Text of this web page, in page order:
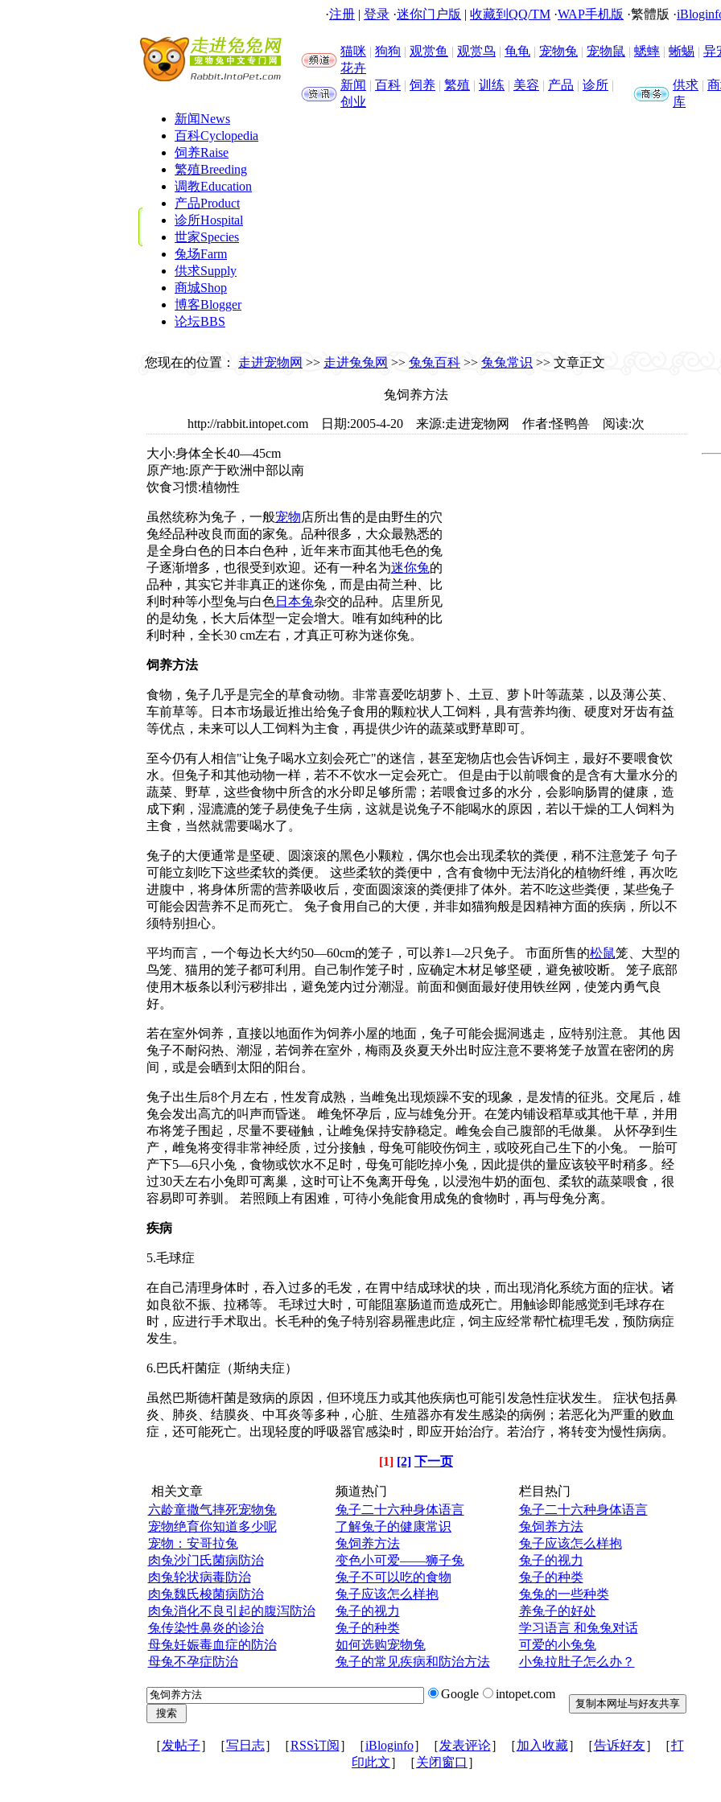
·注册 | 登录 ·迷你门户版 | 收藏到QQ/TM ·WAP手机版 ·繁體版 ·
猫咪 | 狗狗 | 观赏鱼 | 观赏鸟 | 龟龟 | 宠物兔 | 宠物鼠 | 蟋蟀 | 蜥蜴 | 异
花卉
新闻 | 百科 | 饲养 | 繁殖 | 训练 | 美容 | 产品 | 诊所 |
创业
供求 |
库
新闻News
百科Cyclopedia
饲养Raise
繁殖Breeding
调教Education
产品Product
诊所Hospital
世家Species
兔场Farm
供求Supply
商城Shop
博客Blogger
论坛BBS
您现在的位置： 走进宠物网 >> 走进兔兔网 >> 兔兔百科 >> 兔兔常识 >> 文章正文
兔饲养方法
http://rabbit.intopet.com 日期:2005-4-20 来源:走进宠物网 作者:怪鸭兽 阅读:次
大小:身体全长40—45cm
原产地:原产于欧洲中部以南
饮食习惯:植物性
虽然统称为兔子，一般宠物店所出售的是由野生的穴
兔经品种改良而面的家兔。品种很多，大众最熟悉的
是全身白色的日本白色种，近年来市面其他毛色的兔
子逐渐增多，也很受到欢迎。还有一种名为迷你兔的
品种，其实它并非真正的迷你兔，而是由荷兰种、比
利时种等小型兔与白色日本兔杂交的品种。店里所见
的是幼兔，长大后体型一定会增大。唯有如纯种的比
利时种，全长30 cm左右，才真正可称为迷你兔。
饲养方法
食物，兔子几乎是完全的草食动物。非常喜爱吃胡萝卜、土豆、萝卜叶等蔬菜，以及薄公英、
车前草等。日本市场最近推出给兔子食用的颗粒状人工饲料，具有营养均衡、硬度对牙齿有益
等优点，未来可以人工饲料为主食，再提供少许的蔬菜或野草即可。
至今仍有人相信"让兔子喝水立刻会死亡"的迷信，甚至宠物店也会告诉饲主，最好不要喂食饮
水。但兔子和其他动物一样，若不不饮水一定会死亡。 但是由于以前喂食的是含有大量水分的
蔬菜、野草，这些食物中所含的水分即足够所需；若喂食过多的水分，会影响肠胃的健康，造
成下痢，湿漉漉的笼子易使兔子生病，这就是说兔子不能喝水的原因，若以干燥的工人饲料为
主食，当然就需要喝水了。
兔子的大便通常是坚硬、圆滚滚的黑色小颗粒，偶尔也会出现柔软的粪便，稍不注意笼子 句子
可能立刻吃下这些柔软的粪便。 这些柔软的粪便中，含有食物中无法消化的植物纤维，再次吃
进腹中，将身体所需的营养吸收后，变面圆滚滚的粪便排了体外。若不吃这些粪便，某些兔子
可能会因营养不足而死亡。 兔子食用自己的大便，并非如猫狗般是因精神方面的疾病，所以不
须特别担心。
平均而言，一个每边长大约50—60cm的笼子，可以养1—2只免子。 市面所售的松鼠笼、大型的
鸟笼、猫用的笼子都可利用。自己制作笼子时，应确定木材足够坚硬，避免被咬断。 笼子底部
使用木板条以利污秽排出，避免笼内过分潮湿。前面和侧面最好使用铁丝网，使笼内勇气良
好。
若在室外饲养，直接以地面作为饲养小屋的地面，兔子可能会掘洞逃走，应特别注意。 其他 因
兔子不耐闷热、潮湿，若饲养在室外，梅雨及炎夏天外出时应注意不要将笼子放置在密闭的房
间，或是会晒到太阳的阳台。
兔子出生后8个月左右，性发育成熟，当雌兔出现烦躁不安的现象，是发情的征兆。交尾后，雄
兔会发出高亢的叫声而昏迷。 雌兔怀孕后，应与雄兔分开。在笼内铺设稻草或其他干草，并用
布将笼子围起，尽量不要碰触，让雌兔保持安静稳定。雌兔会自己腹部的毛做巢。 从怀孕到生
产，雌兔将变得非常神经质，过分接触，母兔可能咬伤饲主，或咬死自己生下的小兔。 一胎可
产下5—6只小兔，食物或饮水不足时，母兔可能吃掉小兔，因此提供的量应该较平时稍多。经
过30天左右小兔即可离巢，这时可让不兔离开母兔，以浸泡牛奶的面包、柔软的蔬菜喂食，很
容易即可养驯。 若照顾上有困难，可待小兔能食用成兔的食物时，再与母兔分离。
疾病
5.毛球症
在自己清理身体时，吞入过多的毛发，在胃中结成球状的块，而出现消化系统方面的症状。诸
如良欲不振、拉稀等。 毛球过大时，可能阻塞肠道而造成死亡。用触诊即能感觉到毛球存在
时，应进行手术取出。长毛种的兔子特别容易罹患此症，饲主应经常帮忙梳理毛发，预防病症
发生。
6.巴氏杆菌症（斯纳夫症）
虽然巴斯德杆菌是致病的原因，但环境压力或其他疾病也可能引发急性症状发生。 症状包括鼻
炎、肺炎、结膜炎、中耳炎等多种，心脏、生殖器亦有发生感染的病例；若恶化为严重的败血
症，还可能死亡。出现轻度的呼吸器官感染时，即应开始治疗。若治疗，将转变为慢性病病。
[1] [2] 下一页
相关文章
六龄童撒气摔死宠物兔
宠物绝育你知道多少呢
宠物：安哥拉兔
肉兔沙门氏菌病防治
肉兔轮状病毒防治
肉兔魏氏梭菌病防治
肉兔消化不良引起的腹泻防治
兔传染性鼻炎的诊治
母兔妊娠毒血症的防治
母兔不孕症防治
频道热门
兔子二十六种身体语言
了解兔子的健康常识
兔饲养方法
变色小可爱——狮子兔
兔子不可以吃的食物
兔子应该怎么样抱
兔子的视力
兔子的种类
如何选购宠物兔
兔子的常见疾病和防治方法
栏目热门
兔子二十六种身体语言
兔饲养方法
兔子应该怎么样抱
兔子的视力
兔子的种类
兔兔的一些种类
养兔子的好处
学习语言 和兔兔对话
可爱的小兔兔
小兔拉肚子怎么办？
Google intopet.com
［发帖子］［写日志］［RSS订阅 ］［iBloginfo］［发表评论］［加入收藏］［告诉好友］［打
印此文］［关闭窗口 ］